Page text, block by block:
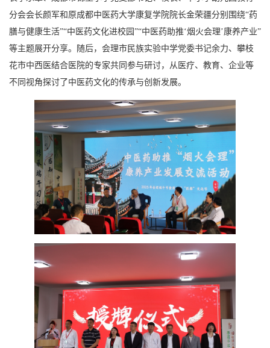
分会会长颜军和原成都中医药大学康复学院院长金荣疆分别围绕“药
膳与健康生活”“中医药文化进校园”“中医药助推‘烟火会理’康养产业”
等主题展开分享。随后，会理市民族实验中学党委书记余力、攀枝
花市中西医结合医院的专家共同参与研讨，从医疗、教育、企业等
不同视角探讨了中医药文化的传承与创新发展。